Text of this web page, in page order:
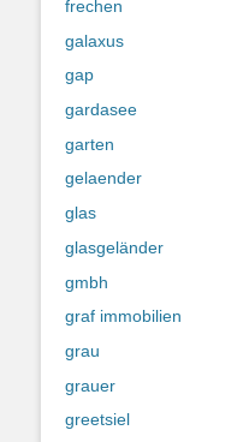
frechen
galaxus
gap
gardasee
garten
gelaender
glas
glasgeländer
gmbh
graf immobilien
grau
grauer
greetsiel